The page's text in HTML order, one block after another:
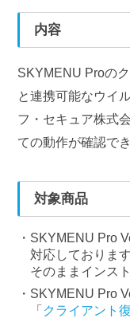
内容
SKYMENU Proの
と連携可能なウイ
フ・セキュア株式
ての動作が確認で
対象商品
SKYMENU Pro
対応しております
そのままインス
SKYMENU Pro
「 クライアント